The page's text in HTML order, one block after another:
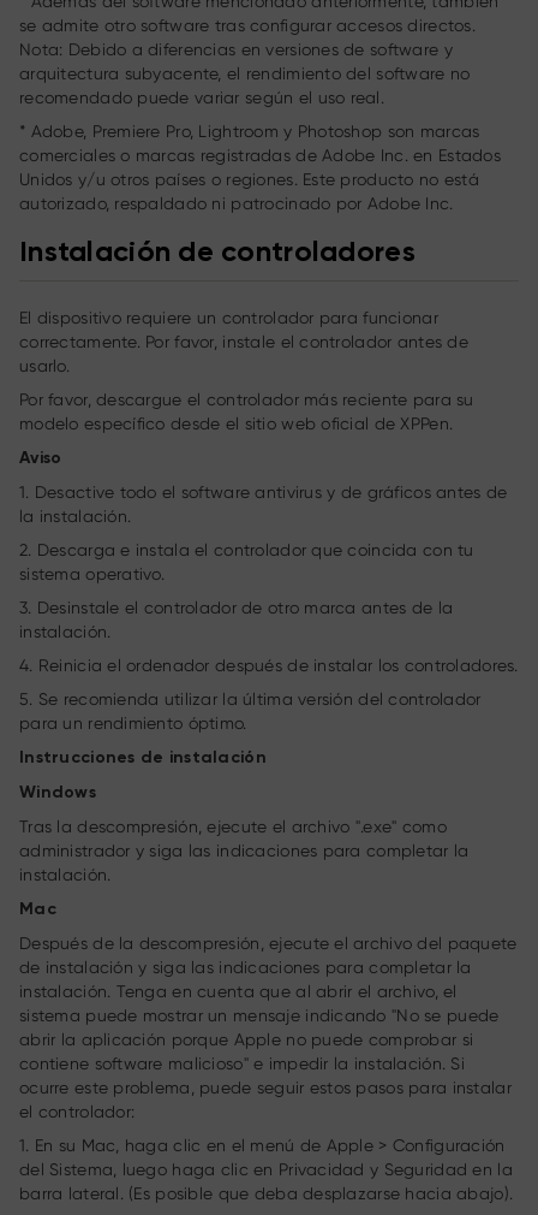
se admite otro software tras configurar accesos directos.
Nota: Debido a diferencias en versiones de software y
arquitectura subyacente, el rendimiento del software no
recomendado puede variar según el uso real.
* Adobe, Premiere Pro, Lightroom y Photoshop son marcas
comerciales o marcas registradas de Adobe Inc. en Estados
Unidos y/u otros países o regiones. Este producto no está
autorizado, respaldado ni patrocinado por Adobe Inc.
Instalación de controladores
El dispositivo requiere un controlador para funcionar
correctamente. Por favor, instale el controlador antes de
usarlo.
Por favor, descargue el controlador más reciente para su
modelo específico desde el sitio web oficial de XPPen.
Aviso
1. Desactive todo el software antivirus y de gráficos antes de
la instalación.
2. Descarga e instala el controlador que coincida con tu
sistema operativo.
3. Desinstale el controlador de otro marca antes de la
instalación.
4. Reinicia el ordenador después de instalar los controladores.
5. Se recomienda utilizar la última versión del controlador
para un rendimiento óptimo.
Instrucciones de instalación
Windows
Tras la descompresión, ejecute el archivo ".exe" como
administrador y siga las indicaciones para completar la
instalación.
Mac
Después de la descompresión, ejecute el archivo del paquete
de instalación y siga las indicaciones para completar la
instalación. Tenga en cuenta que al abrir el archivo, el
sistema puede mostrar un mensaje indicando "No se puede
abrir la aplicación porque Apple no puede comprobar si
contiene software malicioso" e impedir la instalación. Si
ocurre este problema, puede seguir estos pasos para instalar
el controlador:
1. En su Mac, haga clic en el menú de Apple > Configuración
del Sistema, luego haga clic en Privacidad y Seguridad en la
barra lateral. (Es posible que deba desplazarse hacia abajo).